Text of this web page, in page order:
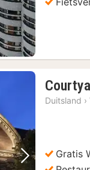
Volgende
Duitsland ›
Gratis